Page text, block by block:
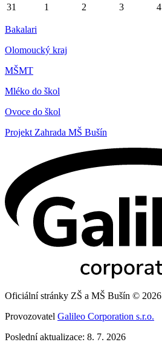
31
1 2 3 4
Bakalari
Olomoucký kraj
MŠMT
Mléko do škol
Ovoce do škol
Projekt Zahrada MŠ Bušín
Oficiální stránky ZŠ a MŠ Bušín © 2026
Provozovatel Galileo Corporation s.r.o.
Poslední aktualizace: 8. 7. 2026